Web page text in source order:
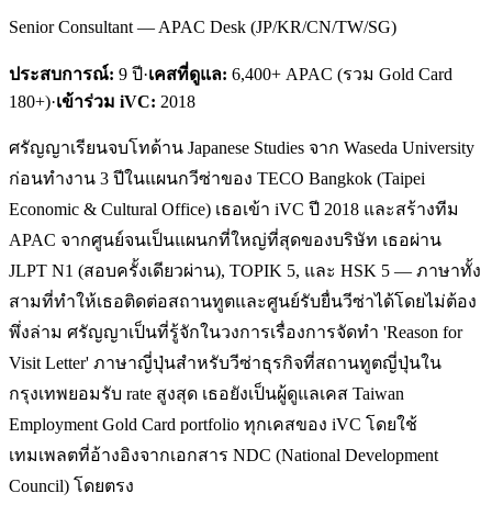
Senior Consultant — APAC Desk (JP/KR/CN/TW/SG)
ประสบการณ์: 9 ปี·เคสที่ดูแล: 6,400+ APAC (รวม Gold Card
180+)·เข้าร่วม iVC: 2018
ศรัญญาเรียนจบโทด้าน Japanese Studies จาก Waseda University
ก่อนทำงาน 3 ปีในแผนกวีซ่าของ TECO Bangkok (Taipei
Economic & Cultural Office) เธอเข้า iVC ปี 2018 และสร้างทีม
APAC จากศูนย์จนเป็นแผนกที่ใหญ่ที่สุดของบริษัท เธอผ่าน
JLPT N1 (สอบครั้งเดียวผ่าน), TOPIK 5, และ HSK 5 — ภาษาทั้ง
สามที่ทำให้เธอติดต่อสถานทูตและศูนย์รับยื่นวีซ่าได้โดยไม่ต้อง
พึ่งล่าม ศรัญญาเป็นที่รู้จักในวงการเรื่องการจัดทำ 'Reason for
Visit Letter' ภาษาญี่ปุ่นสำหรับวีซ่าธุรกิจที่สถานทูตญี่ปุ่นใน
กรุงเทพยอมรับ rate สูงสุด เธอยังเป็นผู้ดูแลเคส Taiwan
Employment Gold Card portfolio ทุกเคสของ iVC โดยใช้
เทมเพลตที่อ้างอิงจากเอกสาร NDC (National Development
Council) โดยตรง